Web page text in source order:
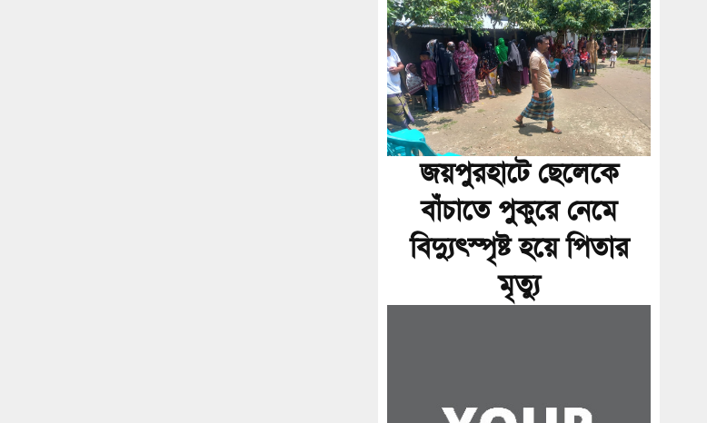
জয়পুরহাটে ছেলেকে
বাঁচাতে পুকুরে নেমে
বিদ্যুৎস্পৃষ্ট হয়ে পিতার
মৃত্যু